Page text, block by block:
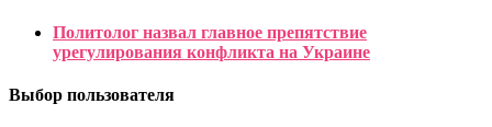
Политолог назвал главное препятствие
урегулирования конфликта на Украине
Выбор пользователя